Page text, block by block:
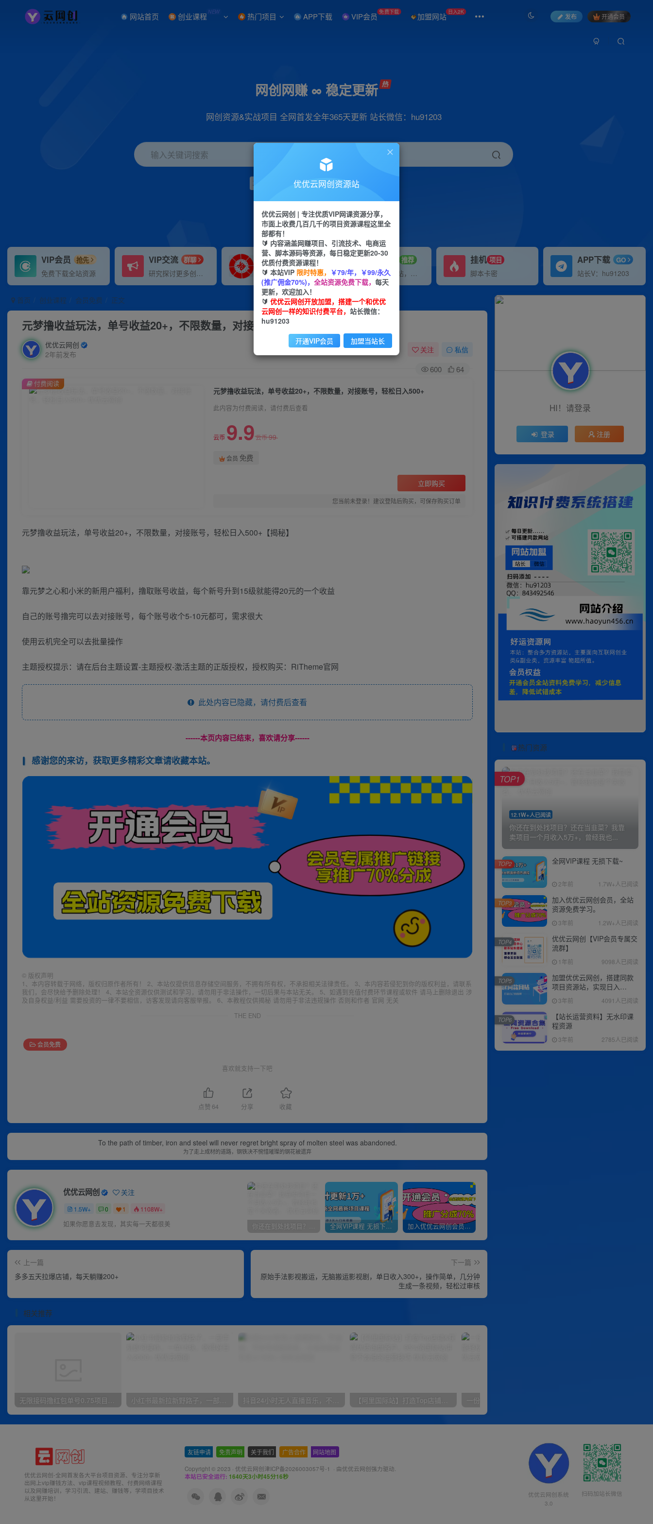
网站首页 创业课程 NEW 热门项目 APP下载 VIP会员 免费下载 加盟网站 日入2K
发布 开通会员
网创网赚 ∞ 稳定更新
网创资源&实战项目 全网首发全年365天更新 站长微信：hu91203
输入关键词搜索
项目 引流 小红书 短视频
VIP会员 抢先
免费下载全站资源
VIP交流 群聊
研究探讨更多创业项目路子。
VIP推广
70%分佣
会员专属推广链接
招募站长 推荐
搭建同款网站，自己当老板
挂机 项目
脚本卡密
APP下载 GO
站长V：hu91203
首页 创业课程 会员免费 正文
元梦撸收益玩法，单号收益20+，不限数量，对接账号，轻松日入500+
优优云网创
2年前发布
关注 私信
600 64
元梦撸收益玩法，单号收益20+，不限数量，对接账号，轻松日入500+
此内容为付费阅读，请付费后查看
云币 9.9云币99
会员 免费
立即购买
您当前未登录！建议登陆后购买，可保存购买订单
付费阅读
元梦撸收益玩法，单号收益20+，不限数量，对接账号，轻松日入500+【揭秘】
靠元梦之心和小米的新用户福利，撸取账号收益，每个新号升到15级就能得20元的一个收益
自己的账号撸完可以去对接账号，每个账号收个5-10元都可，需求很大
使用云机完全可以去批量操作
主题授权提示：请在后台主题设置-主题授权-激活主题的正版授权，授权购买：RiTheme官网
此处内容已隐藏，请付费后查看
------本页内容已结束，喜欢请分享------
感谢您的来访，获取更多精彩文章请收藏本站。
© 版权声明
1、本内容转载于网络，版权归原作者所有！ 2、本站仅提供信息存储空间服务，不拥有所有权，不承担相关法律责任。 3、本内容若侵犯到你的版权利益，请联系
我们，会尽快给予删除处理！ 4、本站全资源仅供测试和学习，请勿用于非法操作，一切后果与本站无关。 5、如遇到充值付费环节课程或软件 请马上删除退出 涉
及自身权益/利益 需要投资的一律不要相信，访客发现请向客服举报。 6、本教程仅供揭秘 请勿用于非法违规操作 否则和作者 官网 无关
THE END
会员免费
喜欢就支持一下吧
点赞 64 分享 收藏
To the path of timber, iron and steel will never regret bright spray of molten steel was abandoned.
为了走上成材的道路，钢铁决不惋惜璀璨的钢花被遗弃
优优云网创 关注
1.5W+ 0 1 1108W+
如果你愿意去发现，其实每一天都很美 你还在到处找项目？还在当韭菜？我靠卖项目一个月收入5万+，曾经我也是个失败者。 全网VIP课程 无损下载~ 加入优优云网创会员，全站资源免费学习。
上一篇
多多五天拉爆店铺，每天躺赚200+
下一篇
原始手法影视搬运，无脑搬运影视剧，单日收入300+，操作简单，几分钟
生成一条视频，轻松过审核
相关推荐
无限接码撸红包单号0.75项目无偿分享给你【揭秘】 小红书最新拉新野路子，一部手机即可操作，一单15块，做得好日入2000+ 抖音24小时无人直播音乐，不违规，不封号纯撸音浪，小白实操当天日入1000+ 【阿里国际站】打造Top店铺&获得优质询盘客户，​95%的国际站讲师不会说的运营技巧
HI！请登录
登录 注册
热门资源
12.1W+人已阅读
你还在到处找项目？还在当韭菜？我靠
卖项目一个月收入5万+，曾经我也...
TOP1
全网VIP课程 无损下载~
2年前 1.7W+人已阅读
TOP2
加入优优云网创会员，全站
资源免费学习。
3年前 1.2W+人已阅读
TOP3
优优云网创【VIP会员专属交
流群】
1年前 9098人已阅读
TOP4
加盟优优云网创，搭建同款
项目资源站，实现日入
2000+
3年前 4091人已阅读
TOP5
【站长运营资料】无水印课
程资源
3年前 2785人已阅读
TOP6
优优云网创-全网首发各大平台项目资源、专注分享新
出网上vip赚钱方法、vip课程视频教程、付费网络课程
以及网赚培训，学习引流、建站、赚钱等，学项目技术
从这里开始！
友链申请 免责声明 关于我们 广告合作 网站地图
Copyright © 2023 · 优优云网创津ICP备2026003057号-1 · 由优优云网创强力驱动.
本站已安全运行: 1640天3小时45分17秒
优优云网创系统
3.0
扫码加站长微信
优优云网创资源站
优优云网创 | 专注优质VIP网课资源分享，
市面上收费几百几千的项目资源课程这里全
部都有！
🔰 内容涵盖网赚项目、引流技术、电商运
营、脚本源码等资源，每日稳定更新20-30
优质付费资源课程！
🔰 本站VIP 限时特惠， ￥79/年，￥99/永久
(推广佣金70%)， 全站资源免费下载， 每天
更新，欢迎加入！
🔰 优优云网创开放加盟，搭建一个和优优
云网创一样的知识付费平台， 站长微信：
hu91203
开通VIP会员 加盟当站长